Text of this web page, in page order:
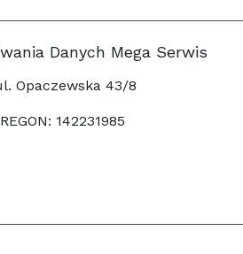
Danych Mega Serwis
Opaczewska 43/8
142231985